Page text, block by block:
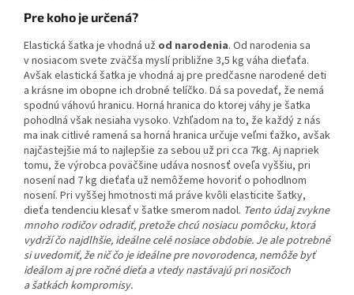
Pre koho je určená?
Elastická šatka je vhodná už od narodenia. Od narodenia sa
v nosiacom svete zväčša myslí približne 3,5 kg váha dieťaťa.
Avšak elastická šatka je vhodná aj pre predčasne narodené deti
a krásne im obopne ich drobné telíčko. Dá sa povedať, že nemá
spodnú váhovú hranicu. Horná hranica do ktorej váhy je šatka
pohodlná však nesiaha vysoko. Vzhľadom na to, že každý z nás
ma inak citlivé ramená sa horná hranica určuje veľmi ťažko, avšak
najčastejšie má to najlepšie za sebou už pri cca 7kg. Aj napriek
tomu, že výrobca poväčšine udáva nosnosť oveľa vyššiu, pri
nosení nad 7 kg dieťaťa už nemôžeme hovoriť o pohodlnom
nosení. Pri vyššej hmotnosti má práve kvôli elasticite šatky,
dieťa tendenciu klesať v šatke smerom nadol. Tento údaj zvykne
mnoho rodičov odradiť, pretože chcú nosiacu pomôcku, ktorá
vydrží čo najdlhšie, ideálne celé nosiace obdobie. Je ale potrebné
si uvedomiť, že nič čo je ideálne pre novorodenca, nemôže byť
ideálom aj pre ročné dieťa a vtedy nastávajú pri nosičoch
a šatkách kompromisy.